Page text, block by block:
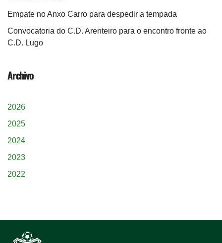
Empate no Anxo Carro para despedir a tempada
Convocatoria do C.D. Arenteiro para o encontro fronte ao
C.D. Lugo
Archivo
2026
2025
2024
2023
2022